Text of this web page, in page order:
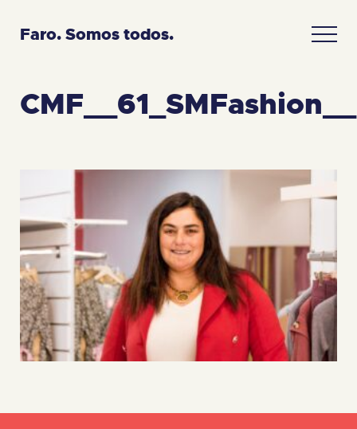
Faro. Somos todos.